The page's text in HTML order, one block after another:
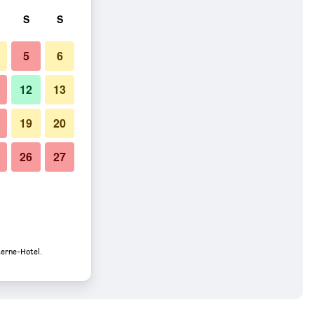
S S
5 6
12 13
19 20
26 27
Hotel.